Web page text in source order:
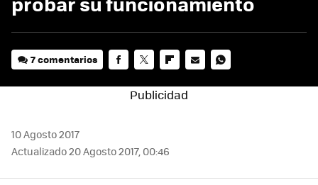
7 comentarios
MAIL
10 Agosto 2017
Actualizado 20 Agosto 2017, 00:46